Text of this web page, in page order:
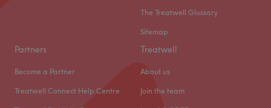
The Treatwell Glossary
Sitemap
Partners
Become a Partner
Treatwell Connect Help Centre
Treatwell
About us
Join the team